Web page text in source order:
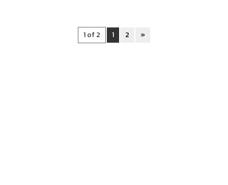
1 of 2 1 2 »